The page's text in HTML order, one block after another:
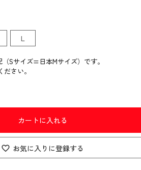
L
Sサイズ=日本Mサイズ）です。
さい。
カートに入れる
お気に入りに登録する